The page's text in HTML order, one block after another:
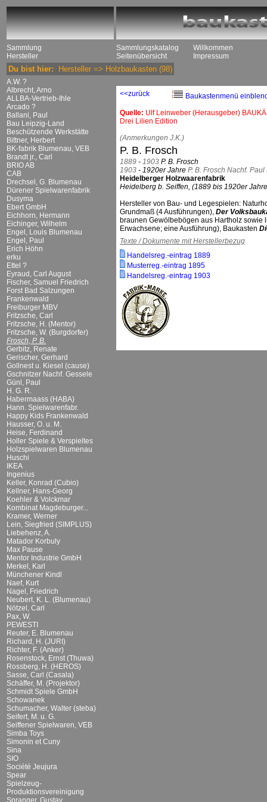
Sammlung
Hersteller
Sammlungskatalog
Seitenübersicht
Willkommen
Impressum
Du bist hier: Hersteller => Holzbaukasten (98)
A.W. ?
Albrecht, Arno
ALLBA-Vertrieb-Ihle
Arcado ?
Ballani, Paul
Bau Leipzig-Land
Beschützende Werkstätte
Bittner, Herbert
BK-fabrik Blumenau, VEB
Brandt jr., Carl
BRIO AB
CAB
Drechsel, G. Blumenau
Dürener Spielwarenfabrik
Dusyma
Ebert GmbH
Eichhorn, Hermann
Eichinger, Wilhelm
Engel, Louis Blumenau
Engel, Paul
Erich Höhn
erku
Ettel ?
Eyraud, Carl August
Fischer, Samuel Friedrich
Forst Bad Salzungen
Frankenwald
Freiburger MBV
Fritzsche, Carl
Fritzsche, H. (Mentor)
Fritzsche, W. (Burgdorfer)
Frosch, P. B.
Gerbitz, Renate
Gerischer, Gerhard
Gollnest u. Kiesel (cause)
Gschnitzer Nachf. Gessele
Günl, Paul
H. G. R.
Habermaass (HABA)
Hann. Spielwarenfabr.
Happy Kids Frankenwald
Hausser, O. u. M.
Heise, Ferdinand
Holler Spiele & Verspieltes
Holzspielwaren Blumenau
Huschi
IKEA
Ingenius
Keller, Konrad (Cubio)
Kellner, Hans-Georg
Koehler & Volckmar
Kombinat Magdeburger...
Kramer, Werner
Lein, Siegfried (SIMPLUS)
Liebehenz, A.
Matador Korbuly
Max Pause
Mentor Industrie GmbH
Merkel, Karl
Münchener Kindl
Naef, Kurt
Nagel, Friedrich
Neubert, K. L. (Blumenau)
Nötzel, Carl
Pax, W.
PEWESTI
Reuter, E. Blumenau
Richard, H. (JURI)
Richter, F. (Anker)
Rosenstock, Ernst (Thuwa)
Rossberg, H. (HEROS)
Sasse, Carl (Casala)
Schäffer, M. (Projektor)
Schmidt Spiele GmbH
Schowanek
Schumacher, Walter (steba)
Seifert, M. u. G.
Seiffener Spielwaren, VEB
Simba Toys
Simonin et Cuny
Sina
SIO
Société Jeujura
Spear
Spielzeug-
Produktionsvereinigung
Spranger, Gustav
<<zurück
Baukastenmenü
Quelle: Ulf Leinweber (Herausgeber)
Drei Lilien Edition
(Anmerkungen J.K.)
P. B. Frosch
1889 - 1903 P. B. Frosch
1903 - 1920er Jahre P. B. Frosch Nachf.
Heidelberger Holzwaarenfabrik
Heidelberg b. Seiffen, (1889 bis 1920er
Hersteller von Bau- und Legespielen:
Grundmaß (4 Ausführungen), Der
braunen Gewölbebögen aus Hartholz
Erwachsene; eine Ausführung), Baukasten
Texte / Dokumente mit Herstellerbezug
Handelsreg.-eintrag 1889
Musterreg.-eintrag 1895
Handelsreg.-eintrag 1903